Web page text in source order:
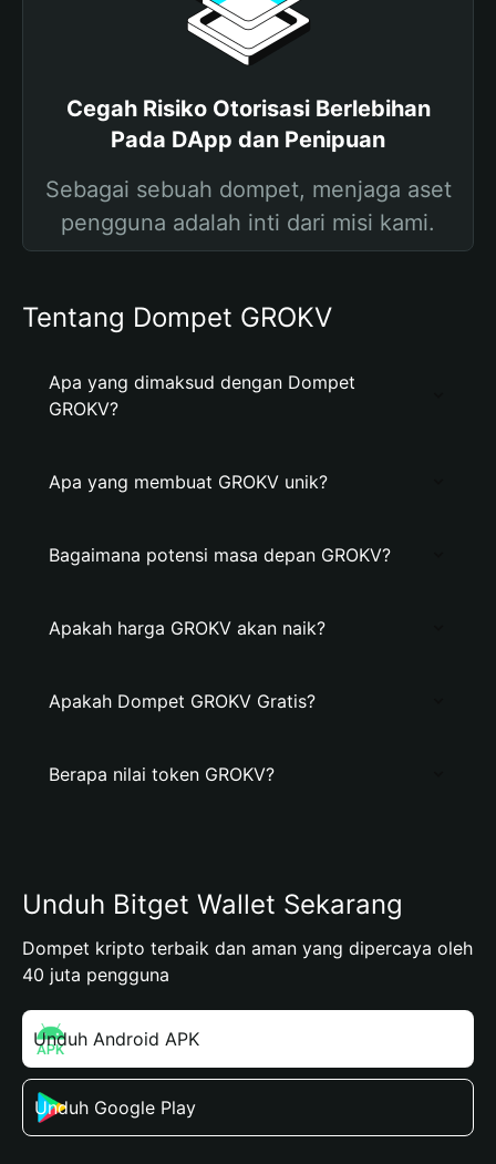
Cegah Risiko Otorisasi Berlebihan
Pada DApp dan Penipuan
Sebagai sebuah dompet, menjaga aset
pengguna adalah inti dari misi kami.
Tentang Dompet GROKV
Apa yang dimaksud dengan Dompet
GROKV?
Apa yang membuat GROKV unik?
Bagaimana potensi masa depan GROKV?
Apakah harga GROKV akan naik?
Apakah Dompet GROKV Gratis?
Berapa nilai token GROKV?
Unduh Bitget Wallet Sekarang
Dompet kripto terbaik dan aman yang dipercaya oleh
40 juta pengguna
Unduh Android APK
Unduh Google Play